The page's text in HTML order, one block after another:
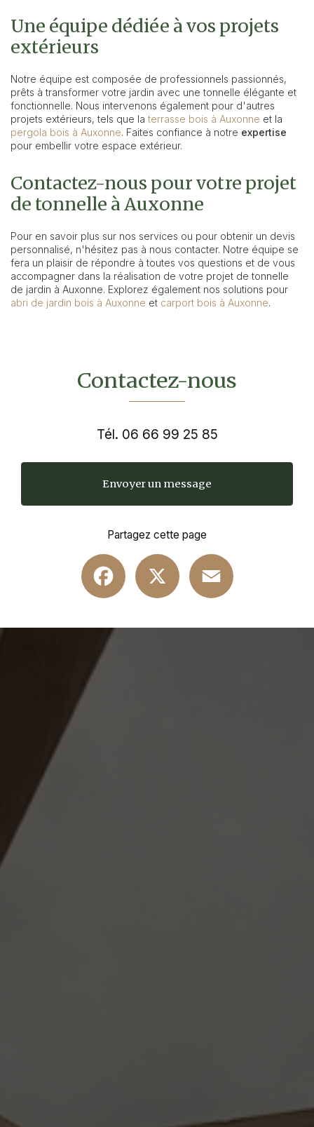
Une équipe dédiée à vos projets
extérieurs
Notre équipe est composée de professionnels passionnés,
prêts à transformer votre jardin avec une tonnelle élégante et
fonctionnelle. Nous intervenons également pour d'autres
projets extérieurs, tels que la terrasse bois à Auxonne et la
pergola bois à Auxonne. Faites confiance à notre expertise
pour embellir votre espace extérieur.
Contactez-nous pour votre projet
de tonnelle à Auxonne
Pour en savoir plus sur nos services ou pour obtenir un devis
personnalisé, n'hésitez pas à nous contacter. Notre équipe se
fera un plaisir de répondre à toutes vos questions et de vous
accompagner dans la réalisation de votre projet de tonnelle
de jardin à Auxonne. Explorez également nos solutions pour
abri de jardin bois à Auxonne et carport bois à Auxonne.
Contactez-nous
Tél. 06 66 99 25 85
Envoyer un message
Partagez cette page
Facebook